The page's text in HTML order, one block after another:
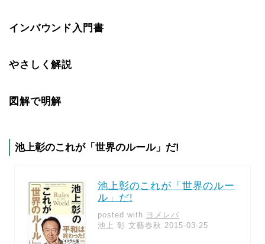
インバウンド入門書
やさしく解説
図解で明解
池上彰のこれが「世界のルール」だ!
池上彰のこれが「世界のルー
ル」だ!
posted with ヨメレバ
池上 彰 文藝春秋 2015-03-25